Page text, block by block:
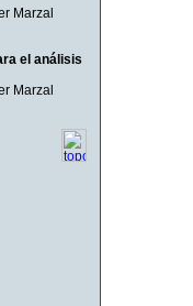
Marzal
el análisis
Marzal